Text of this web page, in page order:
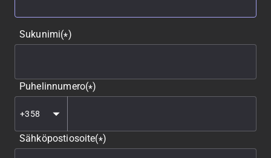
Sukunimi(*)
Puhelinnumero(*)
Sähköpostiosoite(*)